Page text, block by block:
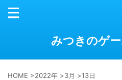
みつきのゲ
HOME >2022年 >3月 >13日